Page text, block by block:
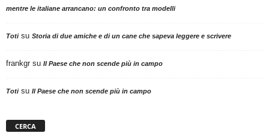
mentre le italiane arrancano: un confronto tra modelli
Totisu Storia di due amiche e di un cane che sapeva leggere e scrivere
frankgr su Il Paese che non scende più in campo
Totisu Il Paese che non scende più in campo
CERCA